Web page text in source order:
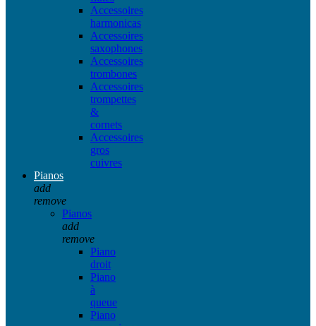
Accessoires
harmonicas
Accessoires
saxophones
Accessoires
trombones
Accessoires
trompettes
&
cornets
Accessoires
gros
cuivres
Pianos
add
remove
Pianos
add
remove
Piano
droit
Piano
à
queue
Piano